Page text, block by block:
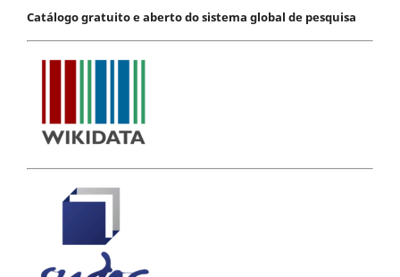
Catálogo gratuito e aberto do sistema global de pesquisa